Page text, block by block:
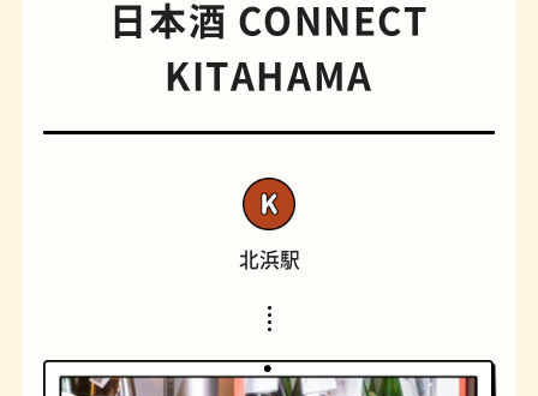
日本酒 CONNECT
KITAHAMA
北浜駅